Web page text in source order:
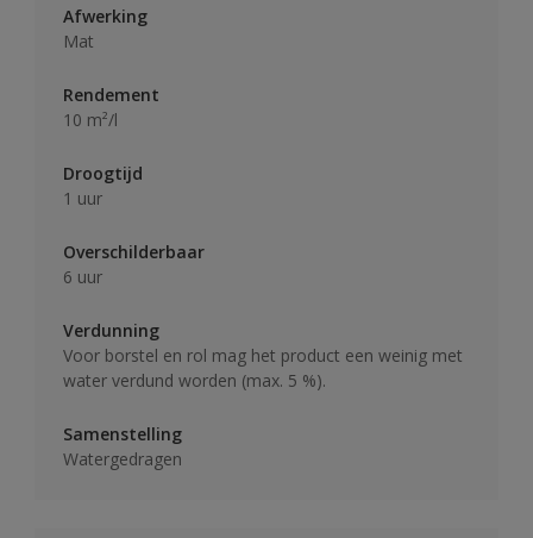
Afwerking
Mat
Rendement
10 m²/l
Droogtijd
1 uur
Overschilderbaar
6 uur
Verdunning
Voor borstel en rol mag het product een weinig met
water verdund worden (max. 5 %).
Samenstelling
Watergedragen